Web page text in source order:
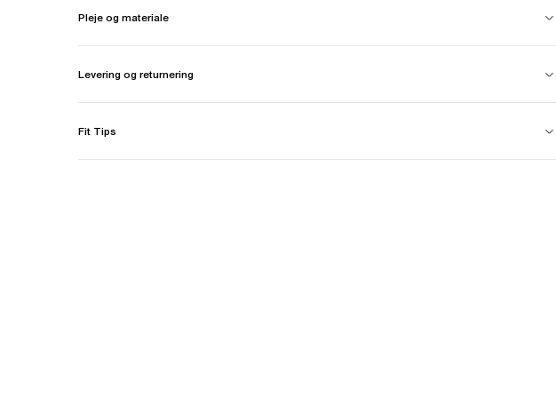
Pleje og materiale
Levering og returnering
Fit Tips